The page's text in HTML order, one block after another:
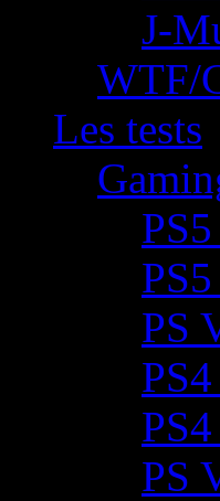
J-
WTF/
Les tests
PS
PS